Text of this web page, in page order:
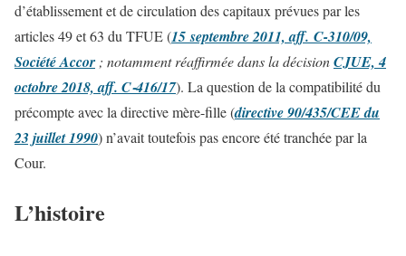
d’établissement et de circulation des capitaux prévues par les
articles 49 et 63 du TFUE (15 septembre 2011, aff. C-310/09,
Société Accor ; notamment réaffirmée dans la décisionCJUE, 4
octobre 2018, aff. C‑416/17). La question de la compatibilité du
précompte avec la directive mère-fille (directive 90/435/CEE du
23 juillet 1990) n’avait toutefois pas encore été tranchée par la
Cour.
L’histoire